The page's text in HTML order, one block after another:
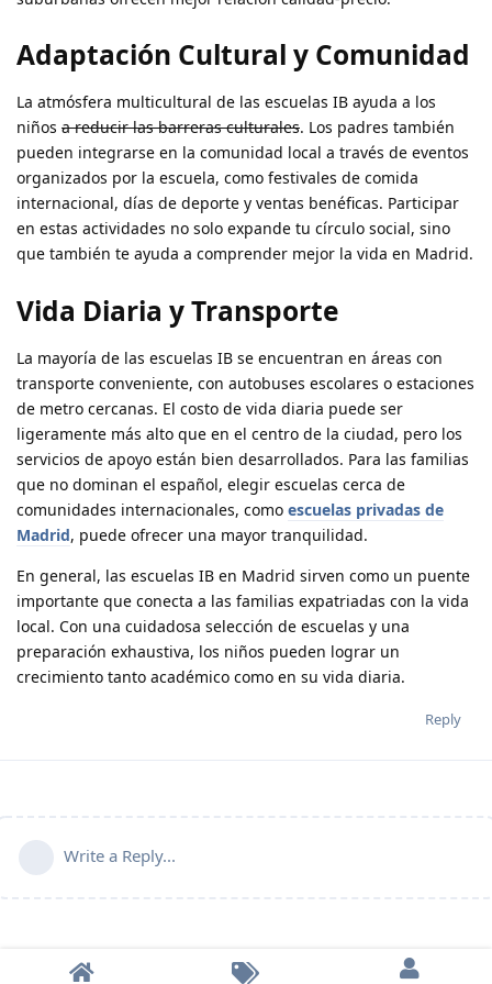
Adaptación Cultural y Comunidad
La atmósfera multicultural de las escuelas IB ayuda a los
niños a reducir las barreras culturales. Los padres también
pueden integrarse en la comunidad local a través de eventos
organizados por la escuela, como festivales de comida
internacional, días de deporte y ventas benéficas. Participar
en estas actividades no solo expande tu círculo social, sino
que también te ayuda a comprender mejor la vida en Madrid.
Vida Diaria y Transporte
La mayoría de las escuelas IB se encuentran en áreas con
transporte conveniente, con autobuses escolares o estaciones
de metro cercanas. El costo de vida diaria puede ser
ligeramente más alto que en el centro de la ciudad, pero los
servicios de apoyo están bien desarrollados. Para las familias
que no dominan el español, elegir escuelas cerca de
comunidades internacionales, como escuelas privadas de
Madrid, puede ofrecer una mayor tranquilidad.
En general, las escuelas IB en Madrid sirven como un puente
importante que conecta a las familias expatriadas con la vida
local. Con una cuidadosa selección de escuelas y una
preparación exhaustiva, los niños pueden lograr un
crecimiento tanto académico como en su vida diaria.
Reply
Write a Reply...